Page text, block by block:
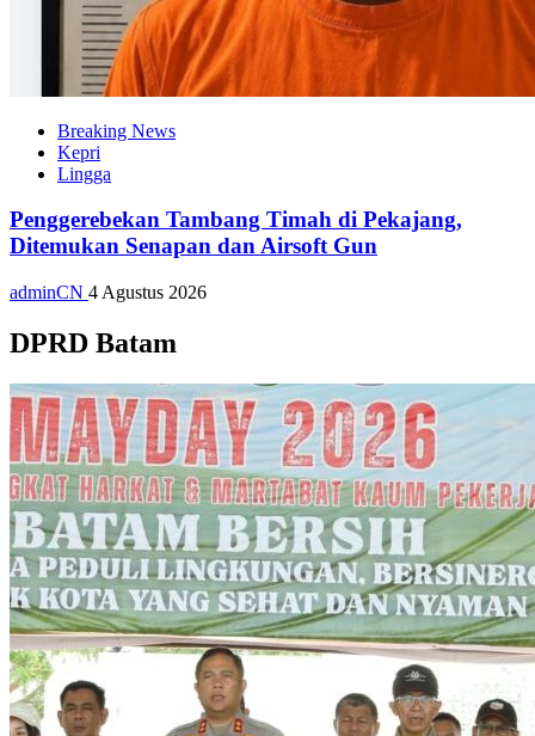
Breaking News
Kepri
Lingga
Penggerebekan Tambang Timah di Pekajang,
Ditemukan Senapan dan Airsoft Gun
adminCN 4 Agustus 2026
DPRD Batam